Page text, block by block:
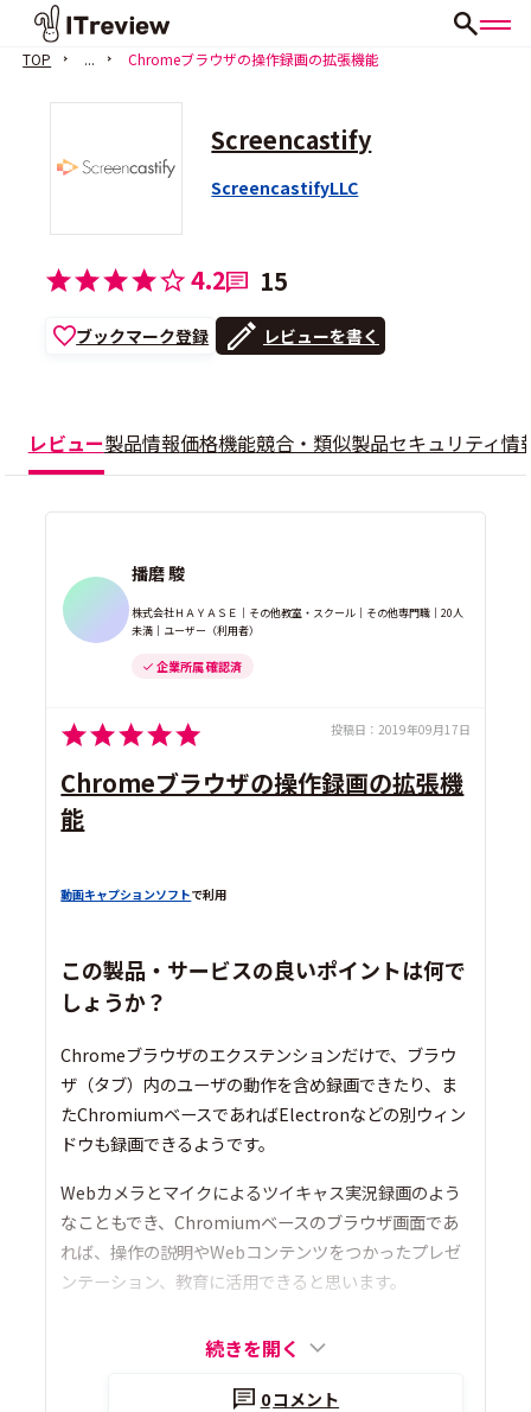
TOP ... Chromeブラウザの操作録画の拡張機能
Screencastify
ScreencastifyLLC
4.2 15
ブックマーク登録 レビューを書く
レビュー製品情報価格機能競合・類似製品セキュリティ情
播磨 駿
株式会社ＨＡＹＡＳＥ｜その他教室・スクール｜その他専門職｜20人
未満｜ユーザー（利用者）
企業所属 確認済
投稿日： 2019年09月17日
Chromeブラウザの操作録画の拡張機
能
動画キャプションソフトで利用
この製品・サービスの良いポイントは何で
しょうか？
Chromeブラウザのエクステンションだけで、ブラウ
ザ（タブ）内のユーザの動作を含め録画できたり、ま
たChromiumベースであればElectronなどの別ウィン
ドウも録画できるようです。
Webカメラとマイクによるツイキャス実況録画のよう
なこともでき、Chromiumベースのブラウザ画面であ
れば、操作の説明やWebコンテンツをつかったプレゼ
ンテーション、教育に活用できると思います。
続きを開く
0コメント